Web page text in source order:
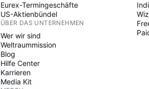
Eurex-Termingeschäfte
US-Aktienbündel
ÜBER DAS UNTERNEHMEN
Wer wir sind
Weltraummission
Blog
Hilfe Center
Karrieren
Media Kit